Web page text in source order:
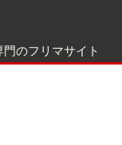
のフリマサイト